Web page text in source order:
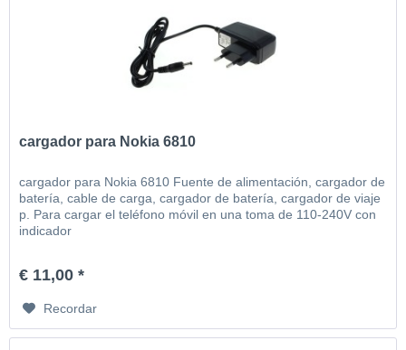
cargador para Nokia 6810
cargador para Nokia 6810 Fuente de alimentación, cargador de
batería, cable de carga, cargador de batería, cargador de viaje
p. Para cargar el teléfono móvil en una toma de 110-240V con
indicador
€ 11,00 *
Recordar